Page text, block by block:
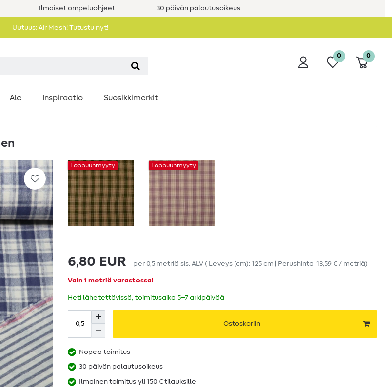
Ilmaiset ompeluohjeet 30 päivän palautusoikeus
Uutuus: Air Mesh! Tutustu nyt!
0 0
Ale Inspiraatio Suosikkimerkit
Loppuunmyyty Loppuunmyyty
6,80 EUR per 0,5 metriä sis. ALV ( Leveys (cm): 125 cm | Perushinta 13,59 € / metriä)
Vain 1 metriä varastossa!
Heti lähetettävissä, toimitusaika 5–7 arkipäivää
Ostoskoriin
Nopea toimitus
30 päivän palautusoikeus
Ilmainen toimitus yli 150 € tilauksille